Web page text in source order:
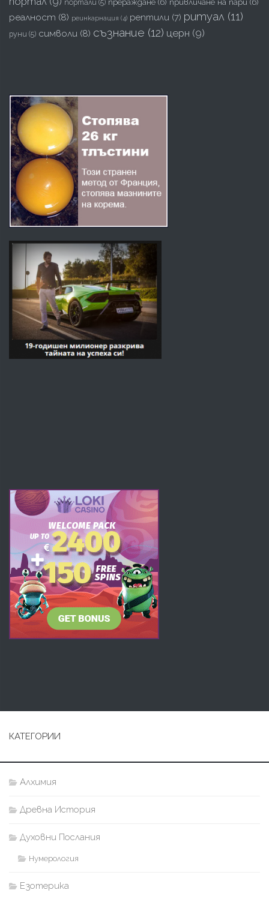
портали (5) прераждане (6) привличане на пари (6)
реалност (8) реинкарнация (4) рептили (7) ритуал (11)
руни (5) символи (8) съзнание (12) церн (9)
КАТЕГОРИИ
Алхимия
Древна История
Духовни Послания
Нумерология
Езотерика